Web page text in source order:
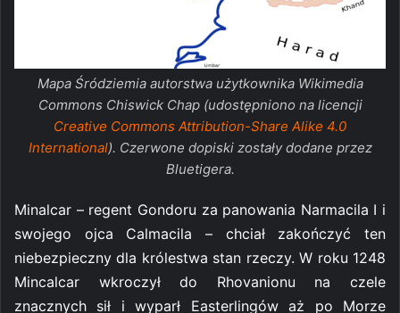
Mapa Śródziemia autorstwa użytkownika Wikimedia
Commons Chiswick Chap (udostępniono na licencji
Creative Commons Attribution-Share Alike 4.0
International). Czerwone dopiski zostały dodane przez
Bluetigera.
Minalcar – regent Gondoru za panowania Narmacila I i
swojego ojca Calmacila – chciał zakończyć ten
niebezpieczny dla królestwa stan rzeczy. W roku 1248
Mincalcar wkroczył do Rhovanionu na czele
znacznych sił i wyparł Easterlingów aż po Morze